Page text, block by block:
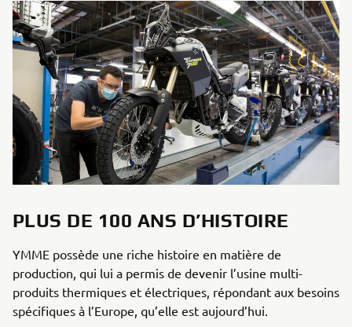
PLUS DE 100 ANS D’HISTOIRE
YMME possède une riche histoire en matière de
production, qui lui a permis de devenir l’usine multi-
produits thermiques et électriques, répondant aux besoins
spécifiques à l’Europe, qu’elle est aujourd’hui.